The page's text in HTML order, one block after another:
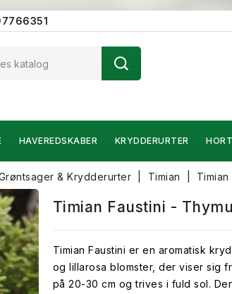
HAVEREDSKABER KRYDDERURTER
& Krydderurter Timian
Timian Faustini -
Timian Faustini er en aromatisk
og lillarosa blomster, der viser sig
på 20-30 cm og trives i fuld sol.